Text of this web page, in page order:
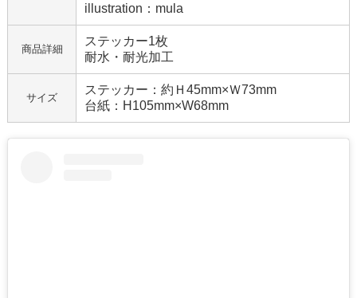
illustration：mula
商品詳細
ステッカー1枚
耐水・耐光加工
サイズ
ステッカー：約Ｈ45mm×Ｗ73mm
台紙：H105mm×W68mm